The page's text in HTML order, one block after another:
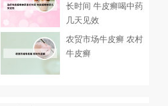
长时间 牛皮癣喝中药
几天见效
农贸市场牛皮癣 农村
牛皮癣